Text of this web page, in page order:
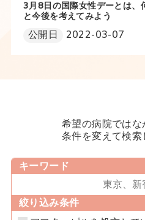
3月8日の国際女性デーとは、
と今後を考えてみよう
公開日 2022-03-07
希望の病院ではな
条件を変えて検
キーワード
絞り込み条件